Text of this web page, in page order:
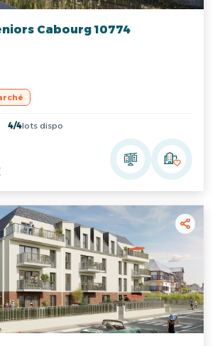
Cabourg 10774
4/4lots dispo